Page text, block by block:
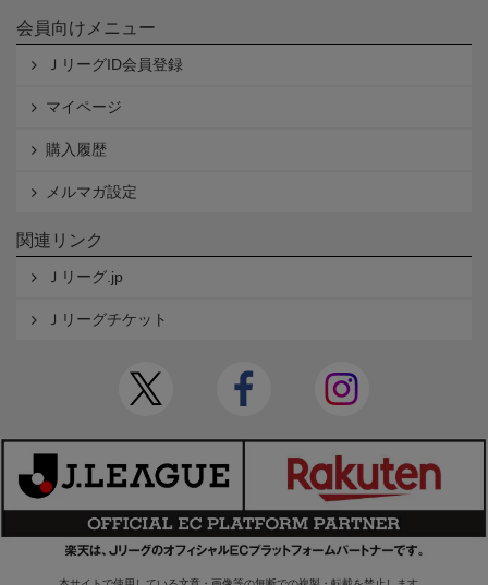
会員向けメニュー
ＪリーグID会員登録
マイページ
購入履歴
メルマガ設定
関連リンク
Ｊリーグ.jp
Ｊリーグチケット